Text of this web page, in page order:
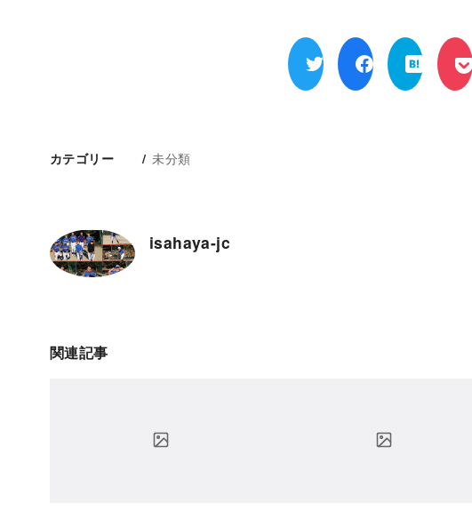
カテゴリー 未分類
isahaya-jc
関連記事